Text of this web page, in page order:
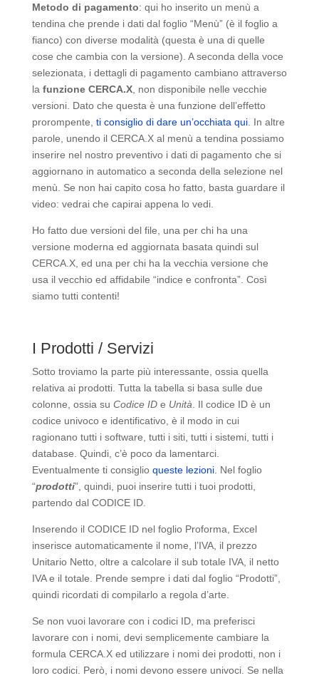
Metodo di pagamento: qui ho inserito un menù a
tendina che prende i dati dal foglio “Menù” (è il foglio a
fianco) con diverse modalità (questa è una di quelle
cose che cambia con la versione). A seconda della voce
selezionata, i dettagli di pagamento cambiano attraverso
la funzione CERCA.X, non disponibile nelle vecchie
versioni. Dato che questa è una funzione dell’effetto
prorompente, ti consiglio di dare un’occhiata qui. In altre
parole, unendo il CERCA.X al menù a tendina possiamo
inserire nel nostro preventivo i dati di pagamento che si
aggiornano in automatico a seconda della selezione nel
menù. Se non hai capito cosa ho fatto, basta guardare il
video: vedrai che capirai appena lo vedi.
Ho fatto due versioni del file, una per chi ha una
versione moderna ed aggiornata basata quindi sul
CERCA.X, ed una per chi ha la vecchia versione che
usa il vecchio ed affidabile “indice e confronta”. Così
siamo tutti contenti!
I Prodotti / Servizi
Sotto troviamo la parte più interessante, ossia quella
relativa ai prodotti. Tutta la tabella si basa sulle due
colonne, ossia su Codice IDe Unità . Il codice ID è un
codice univoco e identificativo, è il modo in cui
ragionano tutti i software, tutti i siti, tutti i sistemi, tutti i
database. Quindi, c’è poco da lamentarci.
Eventualmente ti consiglio queste lezioni. Nel foglio
“prodotti”, quindi, puoi inserire tutti i tuoi prodotti,
partendo dal CODICE ID.
Inserendo il CODICE ID nel foglio Proforma, Excel
inserisce automaticamente il nome, l’IVA, il prezzo
Unitario Netto, oltre a calcolare il sub totale IVA, il netto
IVA e il totale. Prende sempre i dati dal foglio “Prodotti”,
quindi ricordati di compilarlo a regola d’arte.
Se non vuoi lavorare con i codici ID, ma preferisci
lavorare con i nomi, devi semplicemente cambiare la
formula CERCA.X ed utilizzare i nomi dei prodotti, non i
loro codici. Però, i nomi devono essere univoci. Se nella